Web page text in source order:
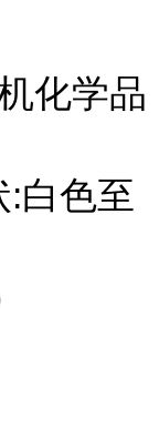
化学品
白色至